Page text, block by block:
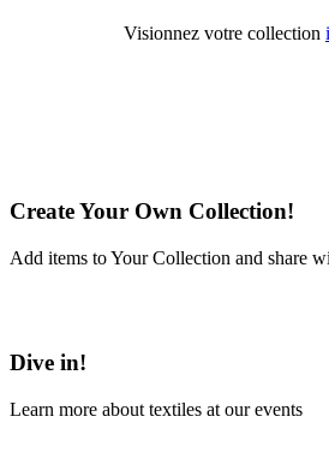
Visionnez votre collection
Create Your Own Collection!
Add items to Your Collection and share
Dive in!
Learn more about textiles at our events